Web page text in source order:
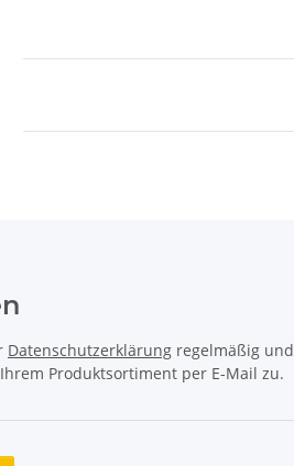
Datenschutzerklärung regelmäßig und
Produktsortiment per E-Mail zu.